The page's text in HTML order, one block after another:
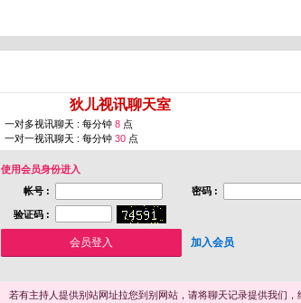
狄儿视讯聊天室
一对多视讯聊天 : 每分钟 8 点
一对一视讯聊天 : 每分钟 30 点
使用会员身份进入
帐号 :
密码 :
验证码 :
加入会员
若有主持人提供别站网址拉您到别网站，请将聊天记录提供我们，